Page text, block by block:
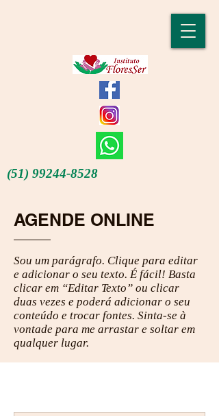
(51) 99244-8528
AGENDE ONLINE
Sou um parágrafo. Clique para editar
e adicionar o seu texto. É fácil! Basta
clicar em “Editar Texto” ou clicar
duas vezes e poderá adicionar o seu
conteúdo e trocar fontes. Sinta-se à
vontade para me arrastar e soltar em
qualquer lugar.